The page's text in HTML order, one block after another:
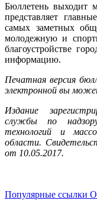
Бюллетень выходит
представляет
самых заметных
молодежную и
благоустройстве
информацию.
Печатная версия
электронной вы
Издание
службы по
технологий и
области.
от 10.05.2017.
Популярные ссылки